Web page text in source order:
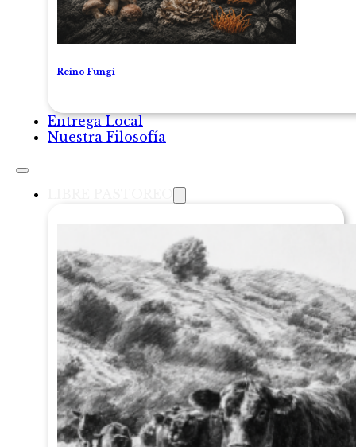
Reino Fungi
Entrega Local
Nuestra Filosofía